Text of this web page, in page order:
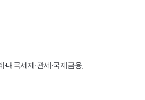
내국세제·관세·국제금융,